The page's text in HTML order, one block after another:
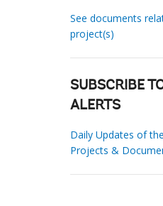
See documents
project(s)
SUBSCRIBE
ALERTS
Daily Updates of
Projects &